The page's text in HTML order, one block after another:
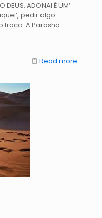
DEUS, ADONAI É UM’
pedir algo
troca. A Parashá
Read more